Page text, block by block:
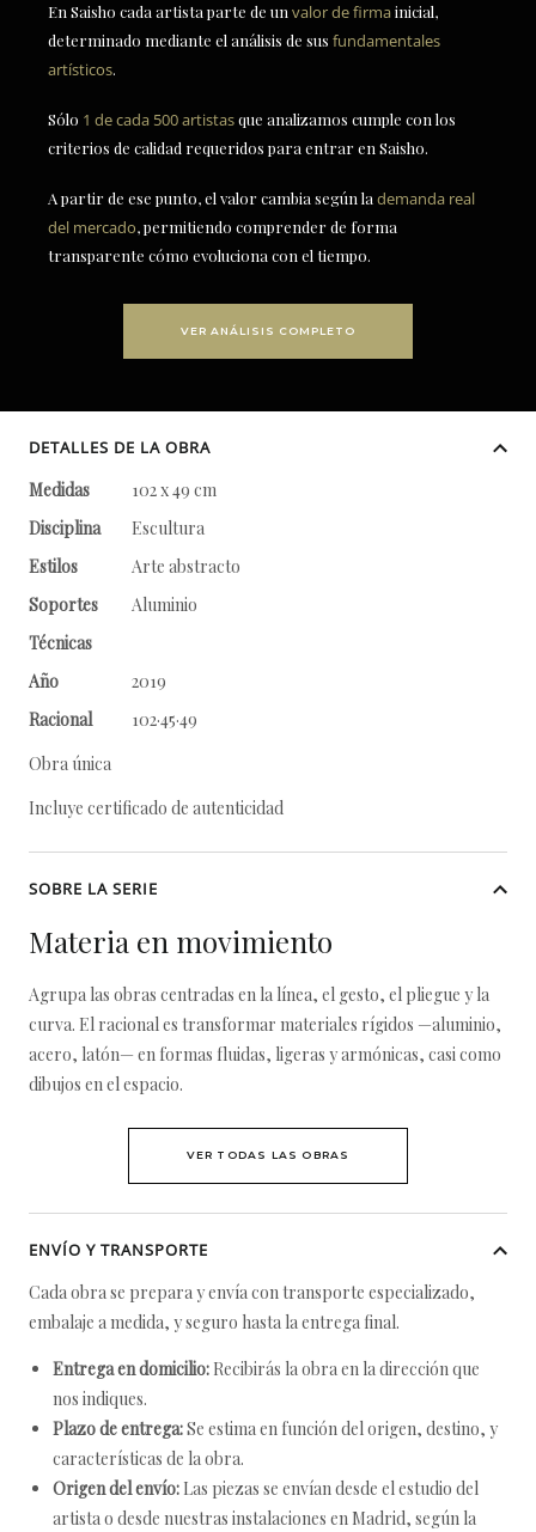
En Saisho cada artista parte de un valor de firmainicial,
determinado mediante el análisis de sus fundamentales
artísticos.
Sólo 1 de cada 500 artistasque analizamos cumple con los
criterios de calidad requeridos para entrar en Saisho.
A partir de ese punto, el valor cambia según la demanda real
del mercado, permitiendo comprender de forma
transparente cómo evoluciona con el tiempo.
VER ANÁLISIS COMPLETO
DETALLES DE LA OBRA
Medidas
102 x 49 cm
Disciplina
Escultura
Estilos
Arte abstracto
Soportes
Aluminio
Técnicas
Año
2019
Racional
102·45·49
Obra única
Incluye certificado de autenticidad
SOBRE LA SERIE
Materia en movimiento
Agrupa las obras centradas en la línea, el gesto, el pliegue y la
curva. El racional es transformar materiales rígidos —aluminio,
acero, latón— en formas fluidas, ligeras y armónicas, casi como
dibujos en el espacio.
VER TODAS LAS OBRAS
ENVÍO Y TRANSPORTE
Cada obra se prepara y envía con transporte especializado,
embalaje a medida, y seguro hasta la entrega final.
Entrega en domicilio: Recibirás la obra en la dirección que
nos indiques.
Plazo de entrega:Se estima en función del origen, destino, y
características de la obra.
Origen del envío: Las piezas se envían desde el estudio del
artista o desde nuestras instalaciones en Madrid, según la